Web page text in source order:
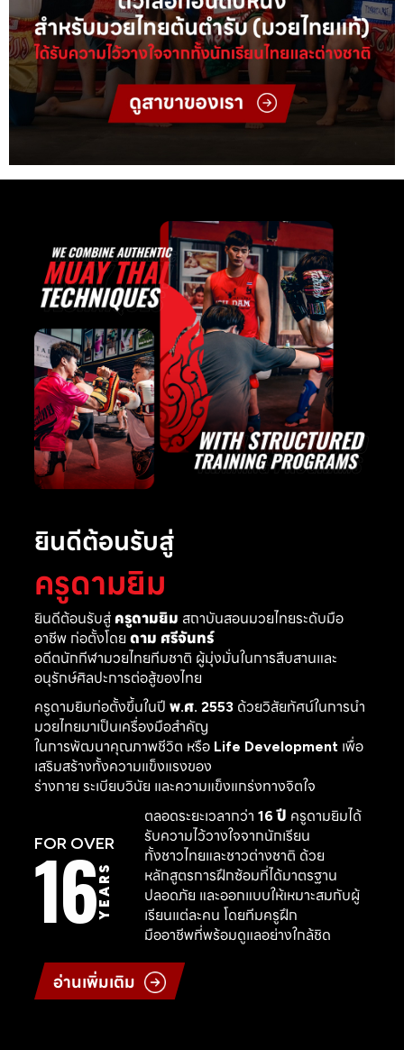
ยินดีต้อนรับสู่
ครูดามยิม
ยินดีต้อนรับสู่ ครูดามยิม สถาบันสอนมวยไทยระดับมือ
อาชีพ ก่อตั้งโดย ดาม ศรีจันทร์
อดีตนักกีฬามวยไทยทีมชาติ ผู้มุ่งมั่นในการสืบสานและ
อนุรักษ์ศิลปะการต่อสู้ของไทย
ครูดามยิมก่อตั้งขึ้นในปี พ.ศ. 2553ด้วยวิสัยทัศน์ในการนำ
มวยไทยมาเป็นเครื่องมือสำคัญ
ในการพัฒนาคุณภาพชีวิต หรือ Life Developmentเพื่อ
เสริมสร้างทั้งความแข็งแรงของ
ร่างกาย ระเบียบวินัย และความแข็งแกร่งทางจิตใจ
FOR OVER
16YEARS
ตลอดระยะเวลากว่า 16 ปี ครูดามยิมได้
รับความไว้วางใจจากนักเรียน
ทั้งชาวไทยและชาวต่างชาติ ด้วย
หลักสูตรการฝึกซ้อมที่ได้มาตรฐาน
ปลอดภัย และออกแบบให้เหมาะสมกับผู้
เรียนแต่ละคน โดยทีมครูฝึก
มืออาชีพที่พร้อมดูแลอย่างใกล้ชิด
อ่านเพิ่มเติม